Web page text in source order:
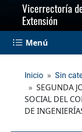
Vicerrectoría
Extensión
Menú
Inicio Sin
SEGUNDA
SOCIAL DEL
DE